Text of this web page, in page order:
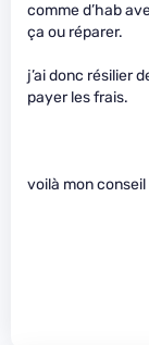
comme d’hab
ça ou réparer.
j’ai donc résilier
payer les frais.
voilà mon